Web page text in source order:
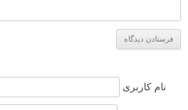
نام کاربری